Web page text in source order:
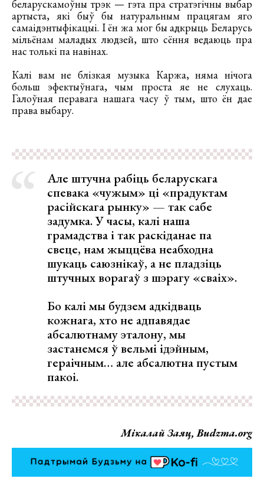
беларускамоўны трэк — гэта пра стратэгічны выбар
артыста, які быў бы натуральным працягам яго
самаідэнтыфікацыі. І ён жа мог бы адкрыць Беларусь
мільёнам маладых людзей, што сёння ведаюць пра
нас толькі па навінах.
Калі вам не блізкая музыка Каржа, няма нічога
больш эфектыўнага, чым проста яе не слухаць.
Галоўная перавага нашага часу ў тым, што ён дае
права выбару.
Але штучна рабіць беларускага
спевака «чужым» ці «прадуктам
расійскага рынку» — так сабе
задумка. У часы, калі наша
грамадства і так раскіданае па
свеце, нам жыццёва неабходна
шукаць саюзнікаў, а не пладзіць
штучных ворагаў з шэрагу «сваіх».
Бо калі мы будзем адкідваць
кожнага, хто не адпавядае
абсалютнаму эталону, мы
застанемся ў вельмі ідэйным,
гераічным… але абсалютна пустым
пакоі.
Мікалай Заяц, Budzma.org